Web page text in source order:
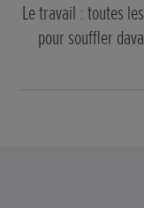
Le travail : toutes
pour souffler